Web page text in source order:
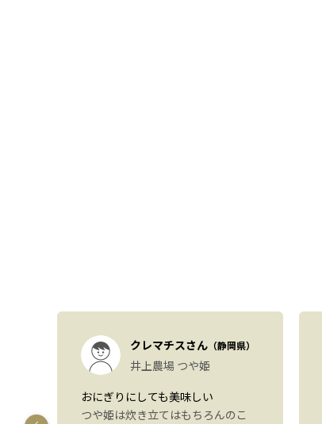
クレマチスさん （静岡県）
井上農場 つや姫
おにぎりにしても美味しい
つや姫は炊き立てはもちろんのこ